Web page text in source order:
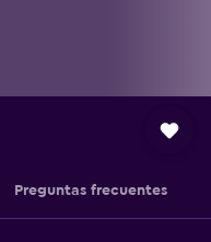
Preguntas frecuentes